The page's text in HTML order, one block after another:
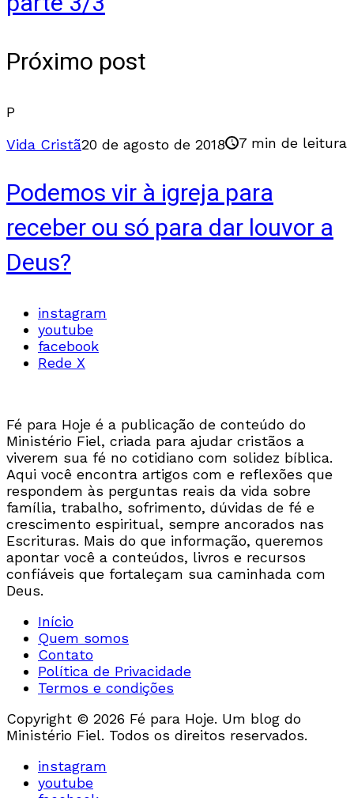
Próximo post
P
Vida Cristã20 de agosto de 2018 7 min de leitura
Podemos vir à igreja para
receber ou só para dar louvor a
Deus?
instagram
youtube
facebook
Rede X
Fé para Hoje é a publicação de conteúdo do
Ministério Fiel, criada para ajudar cristãos a
viverem sua fé no cotidiano com solidez bíblica.
Aqui você encontra artigos com e reflexões que
respondem às perguntas reais da vida sobre
família, trabalho, sofrimento, dúvidas de fé e
crescimento espiritual, sempre ancorados nas
Escrituras. Mais do que informação, queremos
apontar você a conteúdos, livros e recursos
confiáveis que fortaleçam sua caminhada com
Deus.
Início
Quem somos
Contato
Política de Privacidade
Termos e condições
Copyright © 2026 Fé para Hoje. Um blog do
Ministério Fiel. Todos os direitos reservados.
instagram
youtube